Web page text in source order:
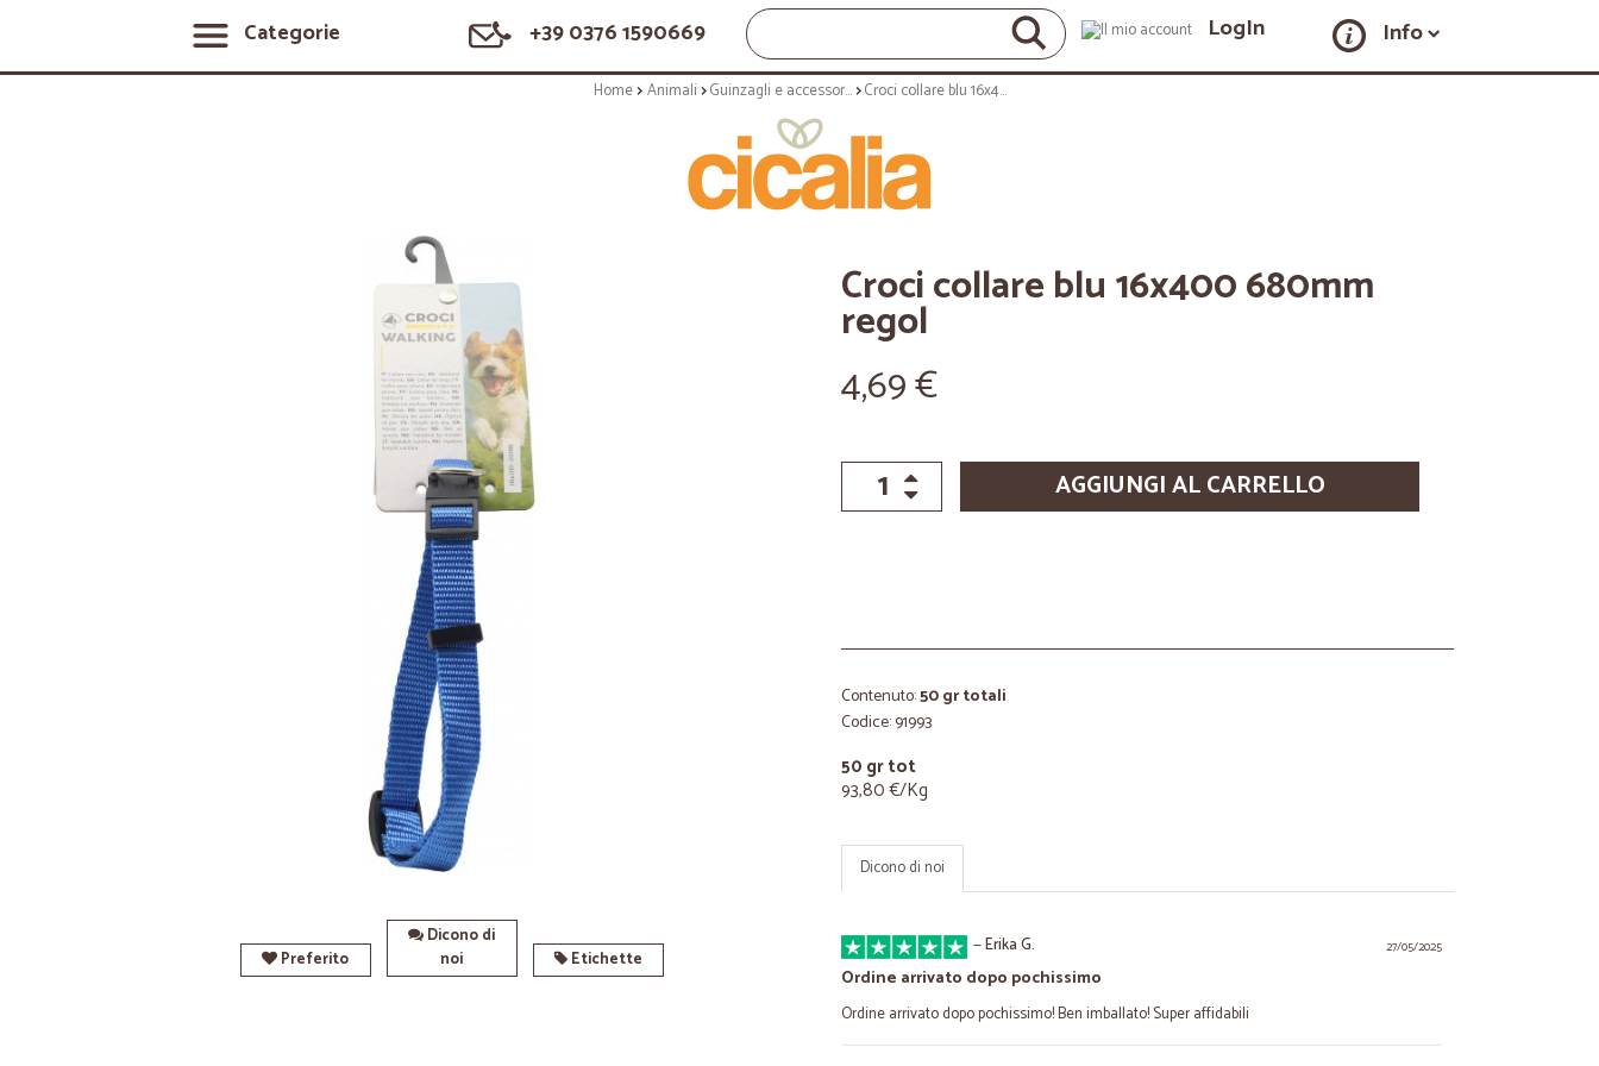
Categorie +39 0376 1590669 LogIn Info
Home Animali Guinzagli e accessori per animali Croci collare blu 16x400 680mm regol
Preferito
Dicono di
noi
Etichette
Croci collare blu 16x400 680mm
regol
4,69 €
AGGIUNGI AL CARRELLO
Contenuto:50 gr totali
Codice: 91993
50 gr tot
93,80 €/Kg
Dicono di noi
27/05/2025
—Erika G.
Ordine arrivato dopo pochissimo
Ordine arrivato dopo pochissimo! Ben imballato! Super affidabili